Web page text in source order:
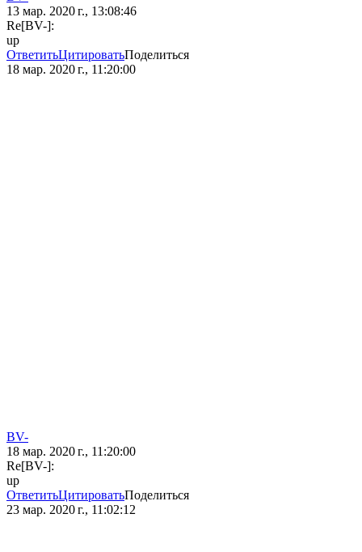
13 мар. 2020 г., 13:08:46
Re[BV-]:
up
ОтветитьЦитироватьПоделиться
18 мар. 2020 г., 11:20:00
BV-
18 мар. 2020 г., 11:20:00
Re[BV-]:
up
ОтветитьЦитироватьПоделиться
23 мар. 2020 г., 11:02:12